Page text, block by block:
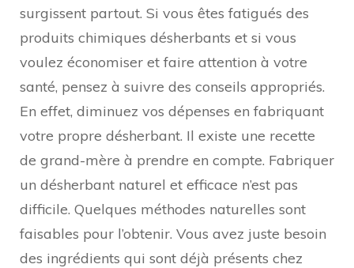
surgissent partout. Si vous êtes fatigués des
produits chimiques désherbants et si vous
voulez économiser et faire attention à votre
santé, pensez à suivre des conseils appropriés.
En effet, diminuez vos dépenses en fabriquant
votre propre désherbant. Il existe une recette
de grand-mère à prendre en compte. Fabriquer
un désherbant naturel et efficace n’est pas
difficile. Quelques méthodes naturelles sont
faisables pour l’obtenir. Vous avez juste besoin
des ingrédients qui sont déjà présents chez